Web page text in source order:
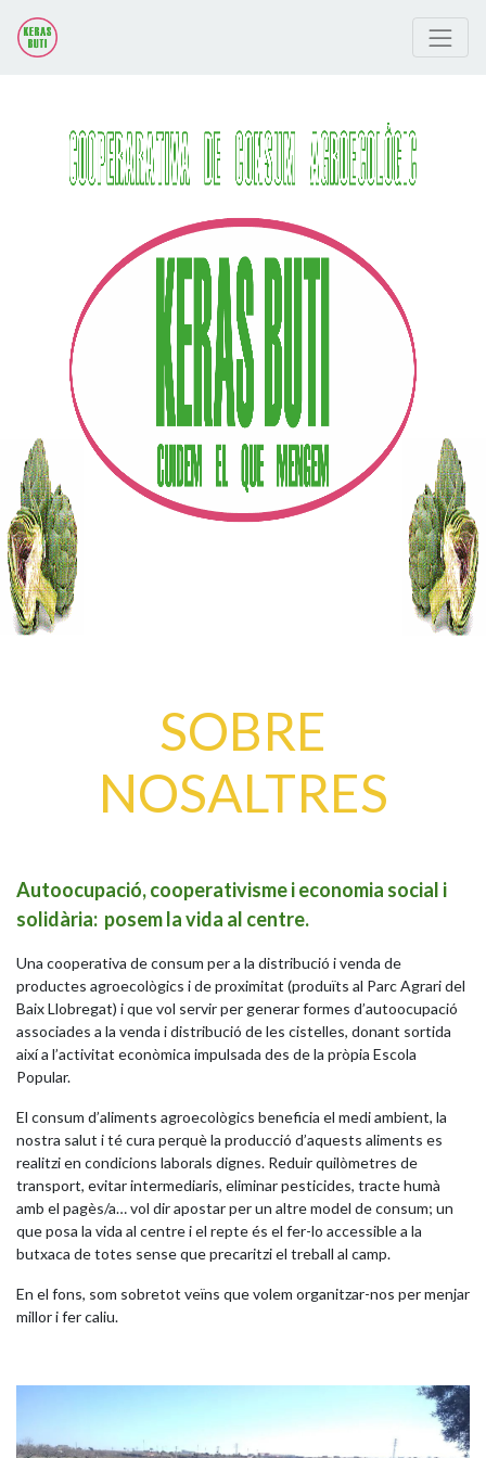
SOBRE
NOSALTRES
Autoocupació, cooperativisme i economia social i
solidària: posem la vida al centre.
Una cooperativa de consum per a la distribució i venda de
productes agroecològics i de proximitat (produïts al Parc Agrari del
Baix Llobregat) i que vol servir per generar formes d’autoocupació
associades a la venda i distribució de les cistelles, donant sortida
així a l’activitat econòmica impulsada des de la pròpia Escola
Popular.
El consum d’aliments agroecològics beneficia el medi ambient, la
nostra salut i té cura perquè la producció d’aquests aliments es
realitzi en condicions laborals dignes. Reduir quilòmetres de
transport, evitar intermediaris, eliminar pesticides, tracte humà
amb el pagès/a… vol dir apostar per un altre model de consum; un
que posa la vida al centre i el repte és el fer-lo accessible a la
butxaca de totes sense que precaritzi el treball al camp.
En el fons, som sobretot veïns que volem organitzar-nos per menjar
millor i fer caliu.